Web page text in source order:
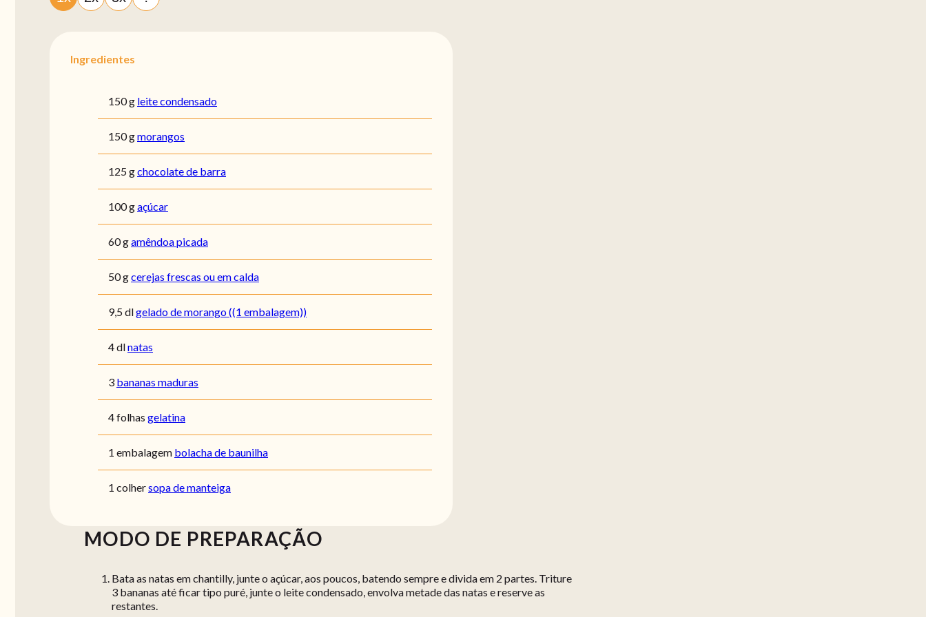
Ingredientes
150 g leite condensado
150 gmorangos
125 gchocolate de barra
100 gaçúcar
60 gamêndoa picada
50 gcerejas frescas ou em calda
9,5 dlgelado de morango ((1 embalagem))
4 dlnatas
3 bananas maduras
4 folhas gelatina
1 embalagem bolacha de baunilha
1 colhersopa de manteiga
MODO DE PREPARAÇÃO
Bata as natas em chantilly, junte o açúcar, aos poucos, batendo sempre e divida em 2 partes. Triture
3 bananas até ficar tipo puré, junte o leite condensado, envolva metade das natas e reserve as
restantes.